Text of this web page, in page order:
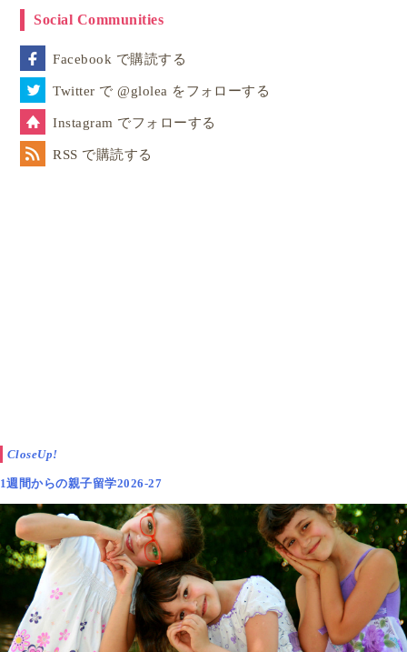
英検は「実用英語技能検定」の略で、5級〜1級まで複
数の級に分かれています。
3級以上は二次試験（面接）が導入されますが、
級は一次試験のみ
受験場所は、都道府県ごとの本会場のほか、学校・塾
知識そのものだけでなく、
習が合否に効いてきます
英検5級のレベルは？小学生には難しい？【単
語数・中学初級】
Social Communities
Facebook で購読する
Twitter で @glolea をフォローする
Instagram でフォローする
RSS で購読する
CloseUp!
1週間からの親子留学2026-27